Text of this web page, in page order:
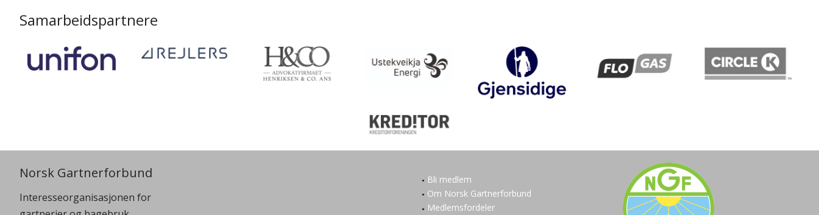
Samarbeidspartnere
Norsk Gartnerforbund
Interesseorganisasjonen for
Bli medlem
Om Norsk Gartnerforbund
Medlemsfordeler